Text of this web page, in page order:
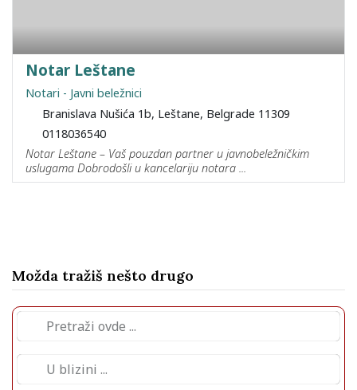
Notar Leštane
Notari - Javni beležnici
Branislava Nušića 1b, Leštane, Belgrade 11309
0118036540
Notar Leštane – Vaš pouzdan partner u javnobeležničkim
uslugama Dobrodošli u kancelariju notara ...
Možda tražiš nešto drugo